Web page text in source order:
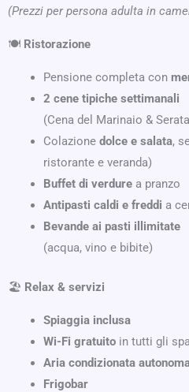
(Prezzi per persona adulta in
🍽 Ristorazione
Pensione completa con
2 cene tipiche settimanali
(Cena del Marinaio &
Colazione dolce e salata,
ristorante e veranda)
Buffet di verdure a pranzo
Antipasti caldi e freddi a
Bevande ai pasti illimitate
(acqua, vino e bibite)
🏖 Relax & servizi
Spiaggia inclusa
Wi-Fi gratuito in tutti gli
Aria condizionata
Frigobar